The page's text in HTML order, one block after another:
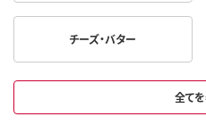
チーズ・バター
全て